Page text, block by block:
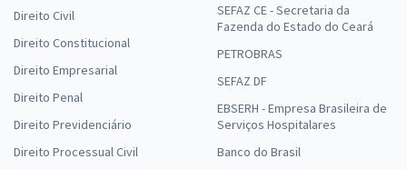
Direito Civil
Direito Constitucional
Direito Empresarial
Direito Penal
Direito Previdenciário
Direito Processual Civil
SEFAZ CE - Secretaria da
Fazenda do Estado do Ceará
PETROBRAS
SEFAZ DF
EBSERH - Empresa Brasileira de
Serviços Hospitalares
Banco do Brasil